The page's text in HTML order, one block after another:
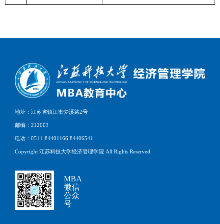
地址：江苏省镇江市梦溪路2号
邮编：212003
电话：0511-84401166 84406541
Copyright 江苏科技大学经济管理学院 All Rights Reserved.
MBA
微信
公众
号